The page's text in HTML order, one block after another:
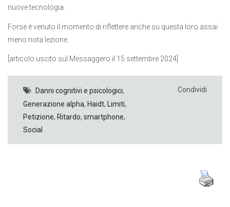
nuove tecnologia.
Forse è venuto il momento di riflettere anche su questa loro assai
meno nota lezione.
[articolo uscito sul Messaggero il 15 settembre 2024]
Danni cognitivi e psicologici,
Generazione alpha, Haidt, Limiti,
Petizione, Ritardo, smartphone,
Social
Condividi